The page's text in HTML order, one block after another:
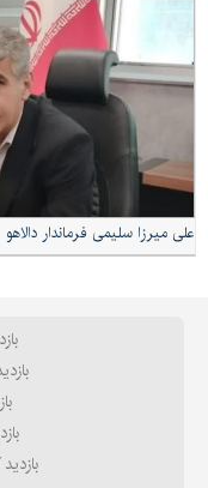
علی میرزا سلیمی فرماندار دالاهو
بازدید